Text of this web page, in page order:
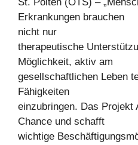
Erkrankungen brauchen
nicht nur
therapeutische
Möglichkeit, aktiv am
gesellschaftlichen Leben
Fähigkeiten
einzubringen. Das Projekt
Chance und schafft
wichtige